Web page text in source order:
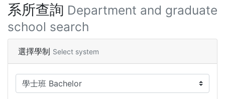
系所查詢 Department and graduate
school search
選擇學制 Select system